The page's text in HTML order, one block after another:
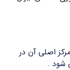
اصلی آن در
شود .